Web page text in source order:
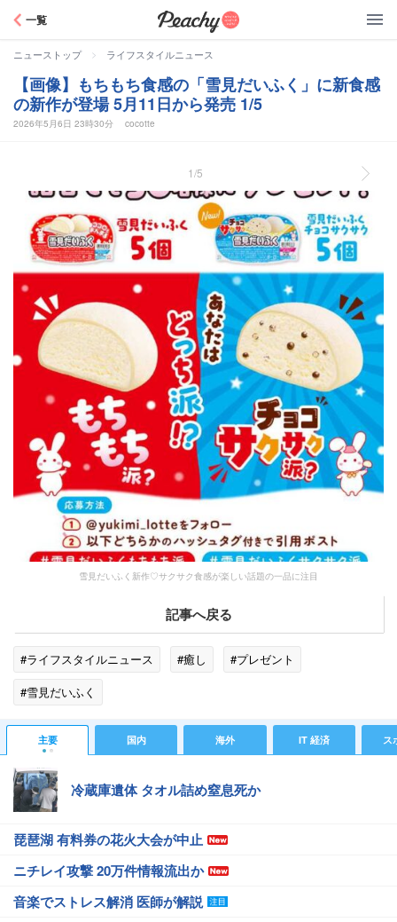
一覧
ニューストップ > ライフスタイルニュース
【画像】もちもち食感の「雪見だいふく」に新食感
の新作が登場 5月11日から発売 1/5
2026年5月6日 23時30分 cocotte
1/5
雪見だいふく新作♡サクサク食感が楽しい話題の一品に注目
記事へ戻る
#ライフスタイルニュース #癒し
#プレゼント
#雪見だいふく
主要 国内 海外 IT 経済 ス
冷蔵庫遺体 タオル詰め窒息死か
琵琶湖 有料券の花火大会が中止
ニチレイ攻撃 20万件情報流出か
音楽でストレス解消 医師が解説